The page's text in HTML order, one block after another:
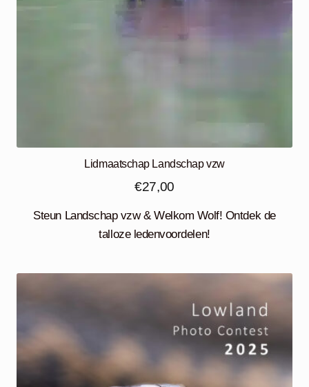
Lidmaatschap Landschap vzw
€27,00
Steun Landschap vzw & Welkom Wolf! Ontdek de
talloze ledenvoordelen!